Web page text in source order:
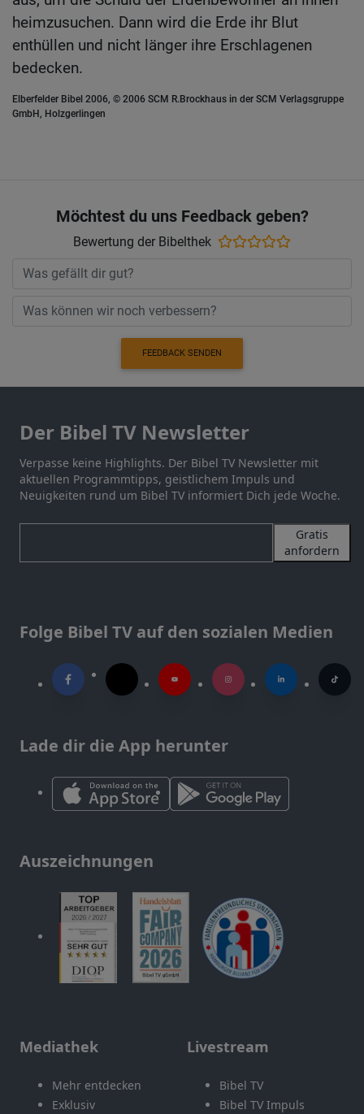
heimzusuchen. Dann wird die Erde ihr Blut
enthüllen und nicht länger ihre Erschlagenen
bedecken.
Elberfelder Bibel 2006, © 2006 SCM R.Brockhaus in der SCM Verlagsgruppe
GmbH, Holzgerlingen
Möchtest du uns Feedback geben?
Bewertung der Bibelthek
FEEDBACK SENDEN
Der Bibel TV Newsletter
Verpasse keine Highlights. Der Bibel TV Newsletter mit
aktuellen Programmtipps, geistlichem Impuls und
Neuigkeiten rund um Bibel TV informiert Dich jede Woche.
Gratis
anfordern
Folge Bibel TV auf den sozialen Medien
Lade dir die App herunter
Auszeichnungen
Mediathek
Mehr entdecken
Exklusiv
Livestream
Bibel TV
Bibel TV Impuls